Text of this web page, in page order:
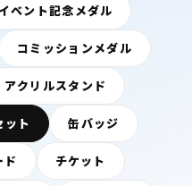
イベント記念メダル
コミッションメダル
アクリルスタンド
ット 缶バッジ
ド チケット